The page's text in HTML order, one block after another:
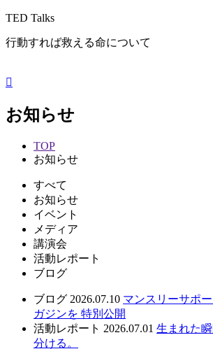
TED Talks
行動すれば救える命について
お知らせ
TOP
お知らせ
すべて
お知らせ
イベント
メディア
講演会
活動レポート
ブログ
ブログ 2026.07.10 マンスリーサポ
ガジンを 特別公開
活動レポート 2026.07.01 生まれた
分ける。